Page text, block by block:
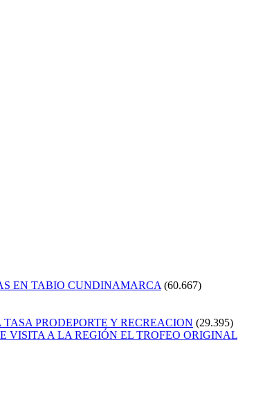
EN TABIO CUNDINAMARCA (60.667)
PRODEPORTE Y RECREACION (29.395)
VISITA A LA REGIÓN EL TROFEO ORIGINAL